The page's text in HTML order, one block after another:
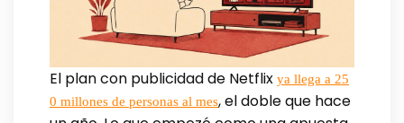
El plan con publicidad de Netflix ya llega a 25
0 millones de personas al mes, el doble que hace